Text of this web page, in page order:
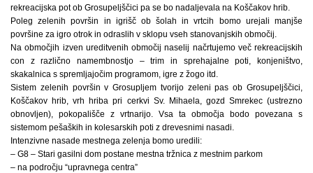
rekreacijska pot ob Grosupeljščici pa se bo nadaljevala na Koščakov hrib.
Poleg zelenih površin in igrišč ob šolah in vrtcih bomo urejali manjše
površine za igro otrok in odraslih v sklopu vseh stanovanjskih območij.
Na območjih izven ureditvenih območij naselij načrtujemo več rekreacijskih
con z različno namembnostjo – trim in sprehajalne poti, konjeništvo,
skakalnica s spremljajočim programom, igre z žogo itd.
Sistem zelenih površin v Grosupljem tvorijo zeleni pas ob Grosupeljščici,
Koščakov hrib, vrh hriba pri cerkvi Sv. Mihaela, gozd Smrekec (ustrezno
obnovljen), pokopališče z vrtnarijo. Vsa ta območja bodo povezana s
sistemom pešaških in kolesarskih poti z drevesnimi nasadi.
Intenzivne nasade mestnega zelenja bomo uredili:
– G8 – Stari gasilni dom postane mestna tržnica z mestnim parkom
– na področju “upravnega centra”